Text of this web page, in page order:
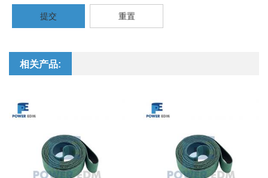
提交 重置
相关产品: